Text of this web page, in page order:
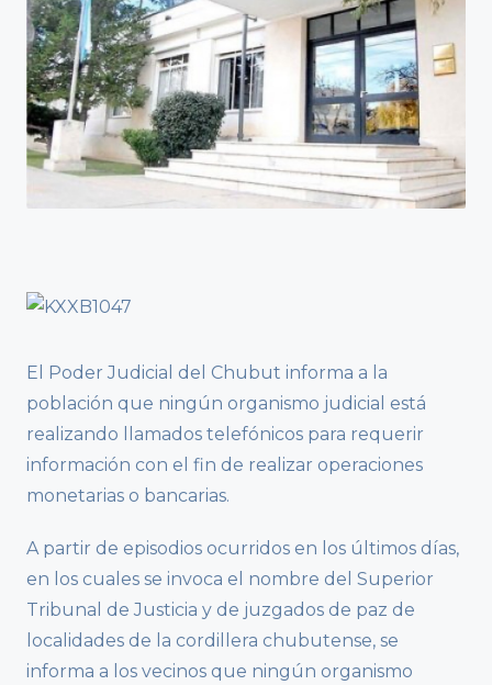
El Poder Judicial del Chubut informa a la
población que ningún organismo judicial está
realizando llamados telefónicos para requerir
información con el fin de realizar operaciones
monetarias o bancarias.
A partir de episodios ocurridos en los últimos días,
en los cuales se invoca el nombre del Superior
Tribunal de Justicia y de juzgados de paz de
localidades de la cordillera chubutense, se
informa a los vecinos que ningún organismo